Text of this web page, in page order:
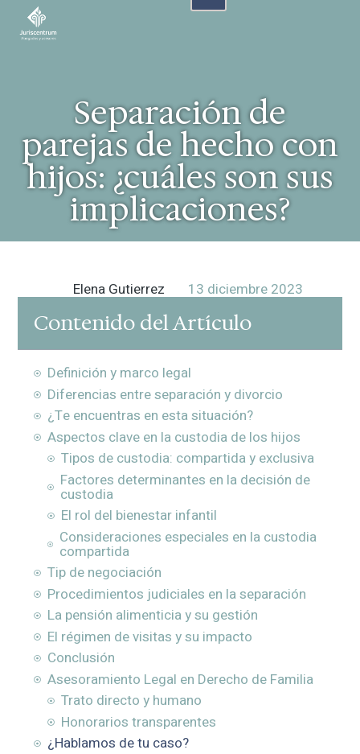
Separación de
parejas de hecho con
hijos: ¿cuáles son sus
implicaciones?
Elena Gutierrez 13 diciembre 2023
Contenido del Artículo
Definición y marco legal
Diferencias entre separación y divorcio
¿Te encuentras en esta situación?
Aspectos clave en la custodia de los hijos
Tipos de custodia: compartida y exclusiva
Factores determinantes en la decisión de
custodia
El rol del bienestar infantil
Consideraciones especiales en la custodia
compartida
Tip de negociación
Procedimientos judiciales en la separación
La pensión alimenticia y su gestión
El régimen de visitas y su impacto
Conclusión
Asesoramiento Legal en Derecho de Familia
Trato directo y humano
Honorarios transparentes
¿Hablamos de tu caso?